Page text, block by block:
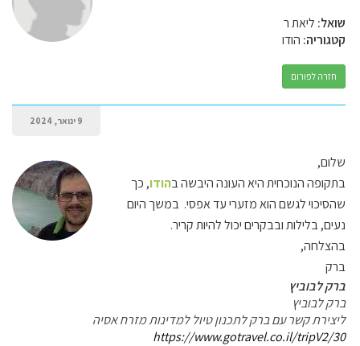
שואל: ליאת ר
קטגוריה: הודו
חזרה לפורום
9 ינואר, 2024
שלום,
בתקופה הנוכחית היא העונה היבשה בהודו, כך
שהסיכוי לגשם הוא מזערי עד אפסי. במשך היום
נעים, בלילות ובבקרים יכול להיות קריר.
בהצלחה,
ברק
ברק לבוביץ
ברק לבוביץ
ליצירת קשר עם ברק לתכנון טיול למדינות מזרח אסיה
https://www.gotravel.co.il/tripV2/30